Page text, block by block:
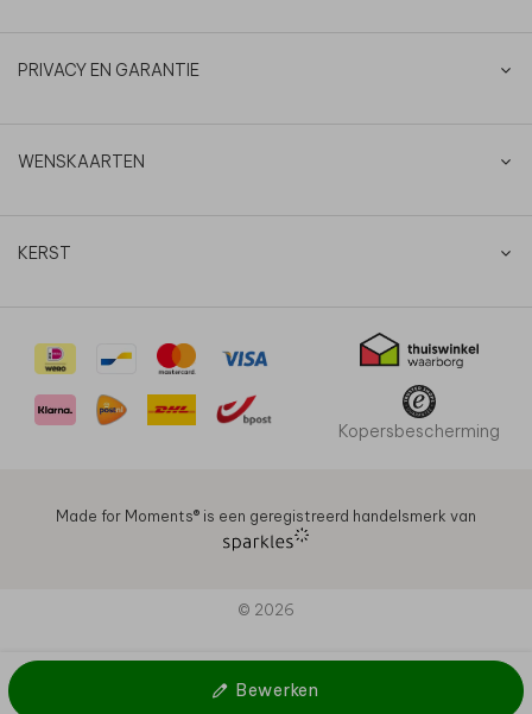
Bewerken
PRIVACY EN GARANTIE
WENSKAARTEN
KERST
Kopersbescherming
Made for Moments®️ is een geregistreerd handelsmerk van
© 2026